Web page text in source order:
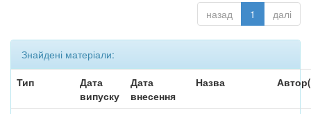
назад 1 далі
Знайдені матеріали:
Тип
Дата
випуску
Дата
внесення
Назва